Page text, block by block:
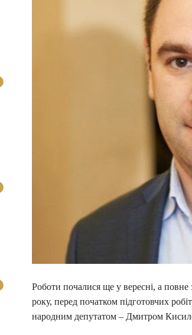
Роботи почалися ще у вересні, а
року, перед початком підготовчих
народним депутатом – Дмитром